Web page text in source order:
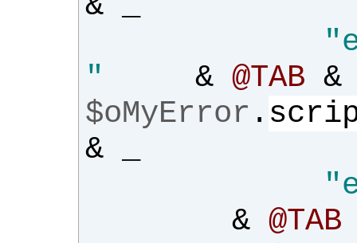
"
& @TAB &
$oMyError .
& _
& @TAB